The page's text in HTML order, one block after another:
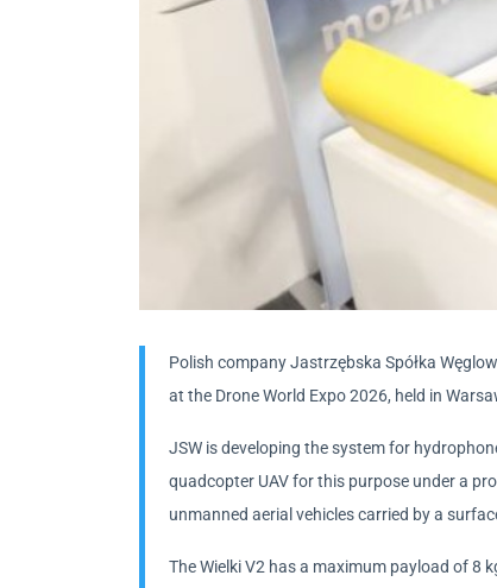
Polish company Jastrzębska Spółka
at the Drone World Expo 2026, held in
JSW is developing the system for
quadcopter UAV for this purpose under a
unmanned aerial vehicles carried by a
The Wielki V2 has a maximum payload of 8